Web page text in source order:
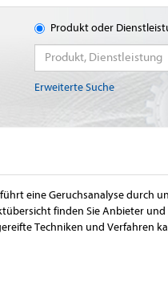
Produkt oder
Erweiterte Suche
eine Geruchsanalyse durch
finden Sie Anbieter und
Techniken und Verfahren